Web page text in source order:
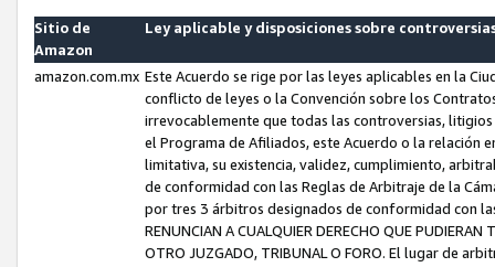
Sitio de
Amazon
Ley aplicable y disposiciones sobre
amazon.com.mx Este Acuerdo se rige por las leyes aplicables en la
conflicto de leyes o la Convención sobre los
irrevocablemente que todas las controversias,
el Programa de Afiliados, este Acuerdo o la relación
limitativa, su existencia, validez, cumplimiento,
de conformidad con las Reglas de Arbitraje de la
por tres 3 árbitros designados de conformidad con las
RENUNCIAN A CUALQUIER DERECHO QUE
OTRO JUZGADO, TRIBUNAL O FORO. El lugar de